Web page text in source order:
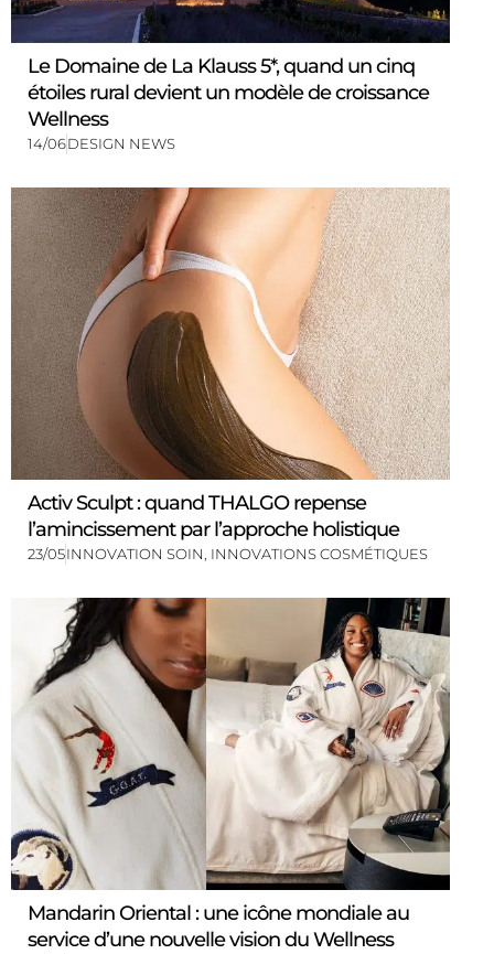
Le Domaine de La Klauss 5*, quand un cinq
étoiles rural devient un modèle de croissance
Wellness
14/06DESIGN NEWS
Activ Sculpt : quand THALGO repense
l’amincissement par l’approche holistique
23/05INNOVATION SOIN INNOVATIONS COSMÉTIQUES
Mandarin Oriental : une icône mondiale au
service d’une nouvelle vision du Wellness